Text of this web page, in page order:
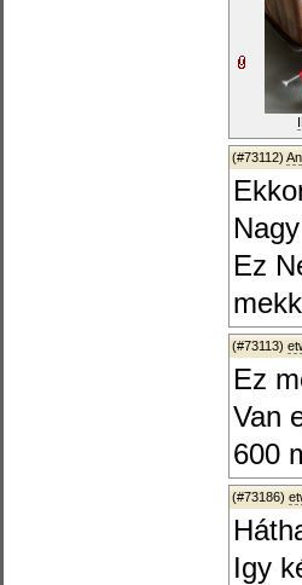
(#73112)
Ez
(#73113)
Ez
Van
600
(#73186)
Igy